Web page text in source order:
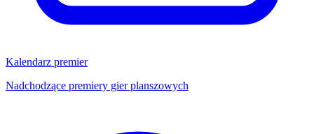
Kalendarz premier
Nadchodzące premiery gier planszowych